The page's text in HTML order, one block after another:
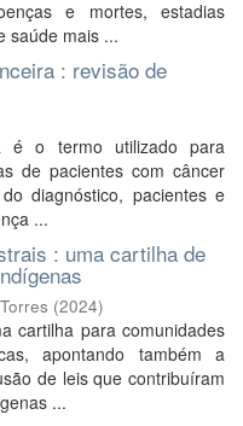
e mortes, estadias
saúde mais ...
: revisão de
é o termo utilizado para
de pacientes com câncer
diagnóstico, pacientes e
...
: uma cartilha de
(2024)
cartilha para comunidades
apontando também a
de leis que contribuíram
...